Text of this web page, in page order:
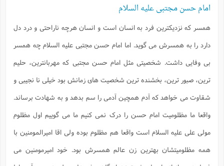
امام حسن مجتبی علیه السلام
همسر که نزدیکترین فرد به انسان است و انسان هرچه ناراحتی و درد دل
دارد را به همسرش می گوید. اما امام حسن مجتبی علیه السلام چه همسر
بی وفایی داشت. شخصیتی مثل امام حسن مجتبی که مهربانترین، حلیم
ترین، صبور ترین، بخشنده ترین شخصیت های زمانش بود خیلی نا نجیبی و
شقاوت می خواهد که آدم همچین آدمی را سم بدهد و به شهادت برساند.
واقعا ما مظلومیت امام حسن را درک نمی کنیم ما می گوییم اول مظلوم
مولی علی علیه السلام است واقعا هم مظلوم بوده ولی اقا امیرالمومنین با
همه مظلومیتشان بهترین زن عالم همسرش بود. خود امیرمومنین می